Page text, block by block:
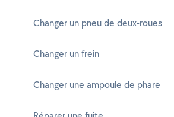
Changer un pneu de deux-roues
Changer un frein
Changer une ampoule de phare